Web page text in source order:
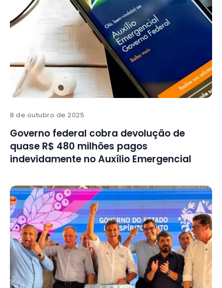
8 de outubro de 2025
Governo federal cobra devolução de
quase R$ 480 milhões pagos
indevidamente no Auxílio Emergencial